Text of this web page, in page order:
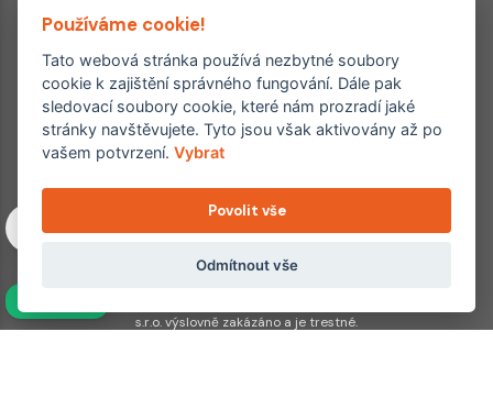
Ordinace roku
Rehabilitační ordinace
2. místo – 2017/2019
Copyright © 2011–2026 FYZIOklinika s.r.o.
Machkova 1642/2, Praha 4, Jižní Město – Chodov
Všechna práva vyhrazena. Jakékoliv užití obsahu či jeho částí
s.r.o. výslovně zakázáno a je trestné.
Používáme cookie!
Tato webová stránka používá nezbytné soubory
cookie k zajištění správného fungování. Dále pak
sledovací soubory cookie, které nám prozradí jaké
stránky navštěvujete. Tyto jsou však aktivovány až po
vašem potvrzení.Vybrat
Povolit vše
Odmítnout vše